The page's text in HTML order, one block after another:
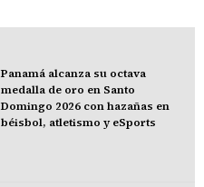
Panamá alcanza su octava
medalla de oro en Santo
Domingo 2026 con hazañas en
béisbol, atletismo y eSports